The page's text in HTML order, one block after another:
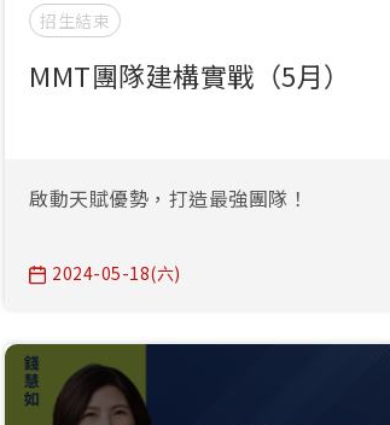
招生結束
MMT團隊建構實戰（5月）
啟動天賦優勢，打造最強團隊！
2024-05-18(六)